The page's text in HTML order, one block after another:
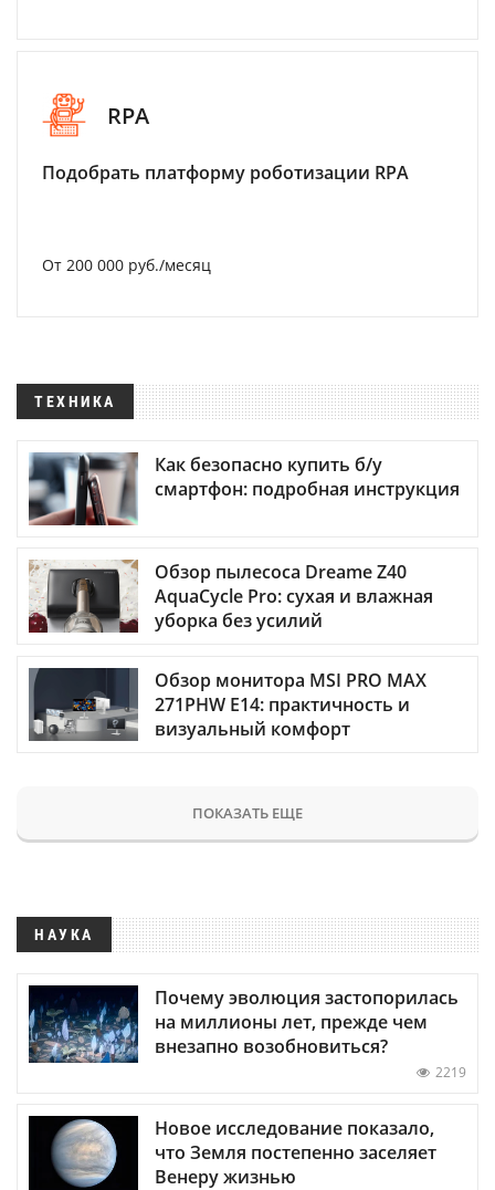
RPA
Подобрать платформу роботизации RPA
От 200 000 руб./месяц
ТЕХНИКА
Как безопасно купить б/у
смартфон: подробная инструкция
Обзор пылесоса Dreame Z40
AquaCycle Pro: сухая и влажная
уборка без усилий
Обзор монитора MSI PRO MAX
271PHW E14: практичность и
визуальный комфорт
ПОКАЗАТЬ ЕЩЕ
НАУКА
Почему эволюция застопорилась
на миллионы лет, прежде чем
внезапно возобновиться?
2219
Новое исследование показало,
что Земля постепенно заселяет
Венеру жизнью